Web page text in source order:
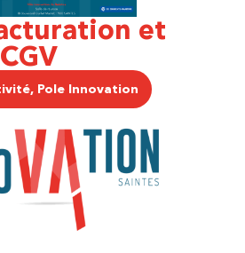
et
, Pole Innovation